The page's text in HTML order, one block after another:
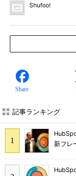
Shufoo!
Share
記事ランキング
新フレ